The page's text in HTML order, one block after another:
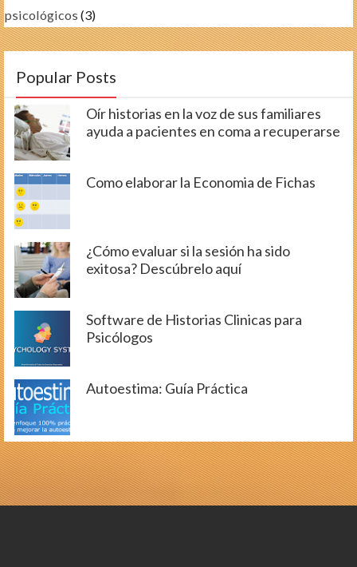
psicológicos (3)
Popular Posts
Oír historias en la voz de sus familiares
ayuda a pacientes en coma a recuperarse
Como elaborar la Economia de Fichas
¿Cómo evaluar si la sesión ha sido
exitosa? Descúbrelo aquí
Software de Historias Clinicas para
Psicólogos
Autoestima: Guía Práctica